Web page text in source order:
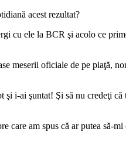
acest rezultat?
cu ele la BCR şi acolo ce
meserii oficiale de pe piaţă,
i-ai şuntat! Şi să nu credeţi
care am spus că ar putea să-